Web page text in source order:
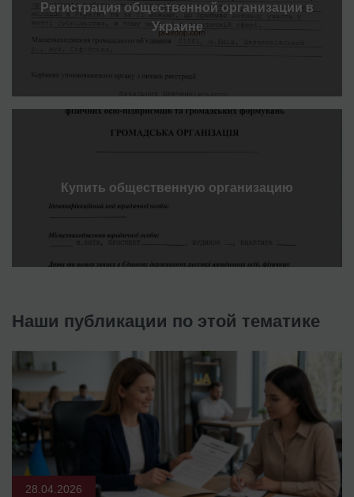
Регистрация общественной организации в
Украине
Купить общественную организацию
Наши публикации по этой тематике
28.04.2026